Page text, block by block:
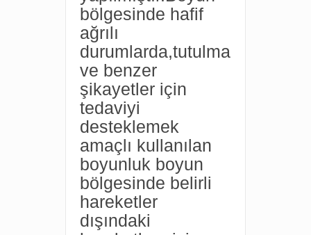
bölgesinde hafif
ağrılı
durumlarda,tutulma
ve benzer
şikayetler için
tedaviyi
desteklemek
amaçlı kullanılan
boyunluk boyun
bölgesinde belirli
hareketler
dışındaki